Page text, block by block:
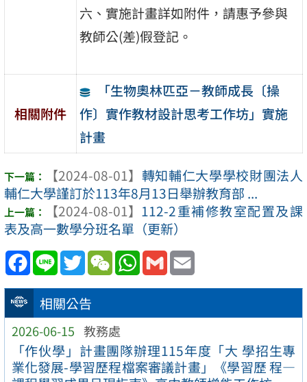
相關公告
2026-06-15 教務處
「作伙學」計畫團隊辦理115年度「大 學招生專
業化發展-學習歷程檔案審議計畫」《學習歷 程—
六、實施計畫詳如附件，請惠予參與
教師公(差)假登記。
相關附件
「生物奧林匹亞－教師成長〔操
作〕實作教材設計思考工作坊」實施
計畫
【2024-08-01】 轉知輔仁大學學校財團法人
輔仁大學謹訂於113年8月13日舉辦教育部 ...
【2024-08-01】 112-2重補修教室配置及課
表及高一數學分班名單（更新）
Facebook
Line TwitterWeChatWhatsApp
Gmail